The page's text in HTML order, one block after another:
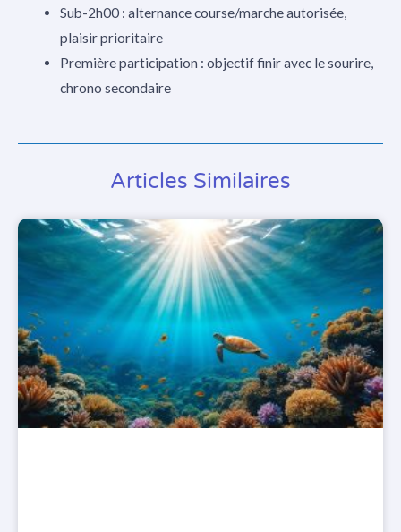
Sub-2h00 : alternance course/marche autorisée,
plaisir prioritaire
Première participation : objectif finir avec le sourire,
chrono secondaire
Articles Similaires